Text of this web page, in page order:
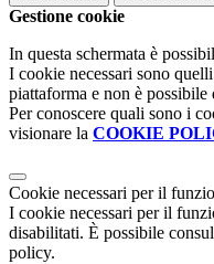
Gestione cookie
In questa schermata è
I cookie necessari sono
piattaforma e non è
Per conoscere quali sono i
visionare la COOKIE
Cookie necessari per il
I cookie necessari per il
disabilitati. È possibile
policy.